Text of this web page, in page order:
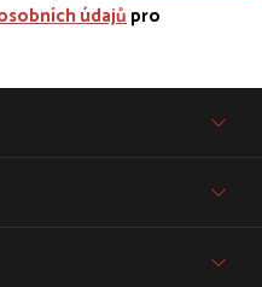
údajůpro